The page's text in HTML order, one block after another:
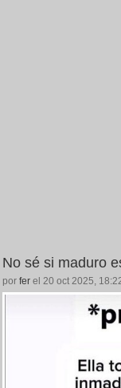
No sé si maduro
por fer el 20 oct 2025,